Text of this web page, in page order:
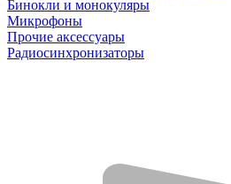
Бинокли и монокуляры
Микрофоны
Прочие аксессуары
Радиосинхронизаторы